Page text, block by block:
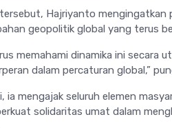
Hajriyanto mengingatkan
geopolitik global yang terus
memahami dinamika ini secara
dalam percaturan global,”
ia mengajak seluruh elemen
solidaritas umat dalam